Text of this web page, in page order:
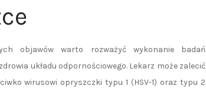
objawów warto rozważyć wykonanie badań
układu odpornościowego. Lekarz może zalecić
wirusowi opryszczki typu 1 (HSV-1) oraz typu 2